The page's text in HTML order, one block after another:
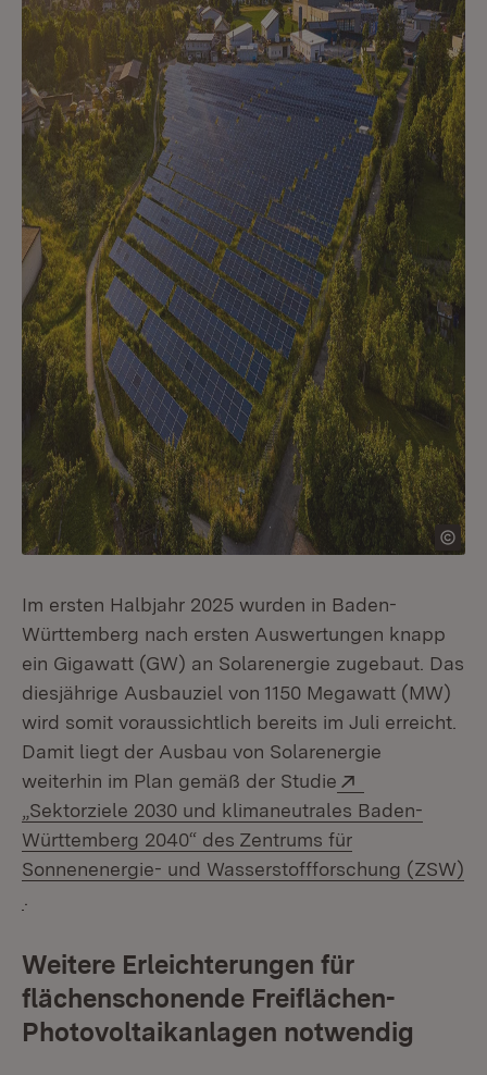
Im ersten Halbjahr 2025 wurden in Baden-
Württemberg nach ersten Auswertungen knapp
ein Gigawatt (GW) an Solarenergie zugebaut. Das
diesjährige Ausbauziel von 1150 Megawatt (MW)
wird somit voraussichtlich bereits im Juli erreicht.
Damit liegt der Ausbau von Solarenergie
weiterhin im Plan gemäß der Studie
„Sektorziele 2030 und klimaneutrales Baden-
Württemberg 2040“ des Zentrums für
Sonnenenergie- und Wasserstoffforschung (ZSW)
Weitere Erleichterungen für
flächenschonende Freiflächen-
Photovoltaikanlagen notwendig